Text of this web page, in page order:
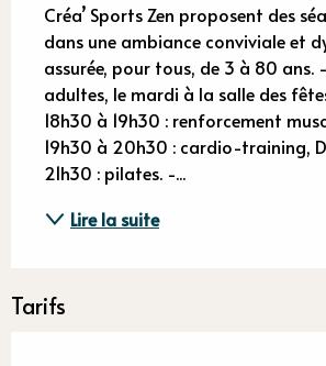
Créa’ Sports Zen proposent des
dans une ambiance conviviale et
assurée, pour tous, de 3 à 80 ans.
adultes, le mardi à la salle des
18h30 à 19h30 : renforcement
19h30 à 20h30 : cardio-training,
21h30 : pilates. -...
Lire la suite
Tarifs